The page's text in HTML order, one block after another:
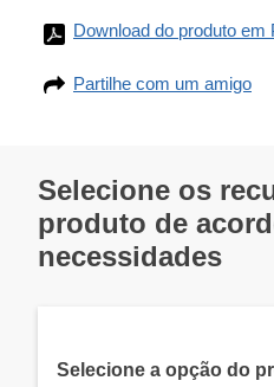
Download do produto em
Partilhe com um amigo
Selecione os
produto de
necessidades
Selecione a opção do